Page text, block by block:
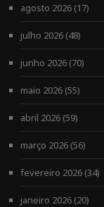
agosto 2026(17)
julho 2026(48)
junho 2026(70)
maio 2026(55)
abril 2026(59)
março 2026(56)
fevereiro 2026(34)
janeiro 2026(20)